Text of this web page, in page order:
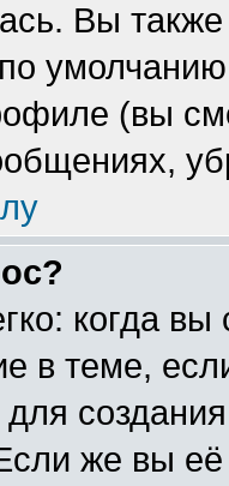
Вы
(вы
когда
в теме,
же вы её